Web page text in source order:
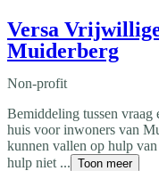
Versa
Muiderberg
Non-profit
Bemiddeling tussen
huis voor inwoners van
kunnen vallen op hulp
hulp niet ... Toon meer